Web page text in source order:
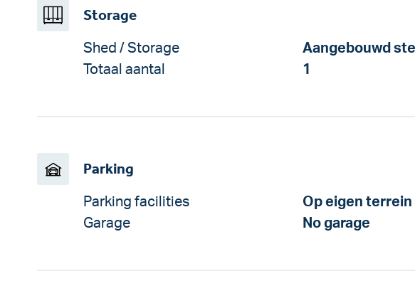
Storage
Shed / Storage
Aangebouwd
Totaal aantal
1
Parking
Parking facilities
Op eigen terrein
Garage
No garage